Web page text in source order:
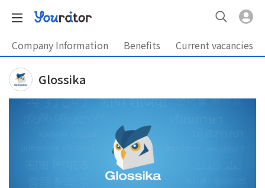
Company Information Benefits Current vacancies
Glossika